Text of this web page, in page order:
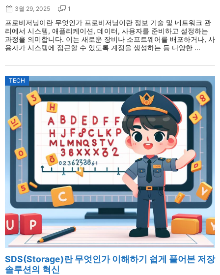
3월 29, 2025 1
프로비저닝이란 무엇인가 프로비저닝이란 정보 기술 및 네트워크 관
리에서 시스템, 애플리케이션, 데이터, 사용자를 준비하고 설정하는
과정을 의미합니다. 이는 새로운 장비나 소프트웨어를 배포하거나, 사
용자가 시스템에 접근할 수 있도록 계정을 생성하는 등 다양한 ...
TECH
SDS(Storage)란 무엇인가 이해하기 쉽게 풀어본 저장
솔루션의 혁신